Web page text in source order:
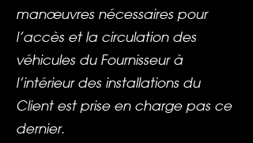
manœuvres nécessaires pour
l’accès et la circulation des
véhicules du Fournisseur à
l’intérieur des installations du
Client est prise en charge pas ce
dernier.